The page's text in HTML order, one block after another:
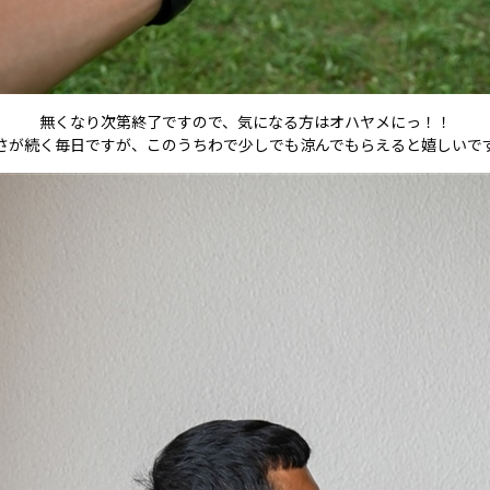
無くなり次第終了ですので、気になる方はオハヤメにっ！！
が続く毎日ですが、このうちわで少しでも涼んでもらえると嬉しい